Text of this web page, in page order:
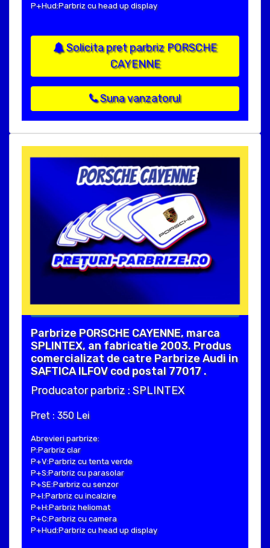
P+Hud:Parbriz cu head up display
Solicita pret parbriz PORSCHE
CAYENNE
Suna vanzatorul
Parbrize PORSCHE CAYENNE, marca
SPLINTEX, an fabricatie 2003. Produs
comercializat de catre Parbrize Audi in
SAFTICA ILFOV cod postal 77017 .
Producator parbriz : SPLINTEX
Pret : 350 Lei
Abrevieri parbrize:
P:Parbriz clar
P+V:Parbriz cu tenta verde
P+S:Parbriz cu parasolar
P+SE:Parbriz cu senzor
P+I:Parbriz cu incalzire
P+H:Parbriz heliomat
P+C:Parbriz cu camera
P+Hud:Parbriz cu head up display